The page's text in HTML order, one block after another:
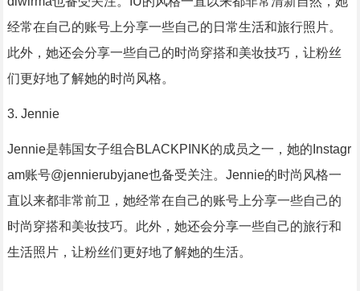
经常在自己的账号上分享一些自己的日常生活和旅行照片。
此外，她还会分享一些自己的时尚穿搭和美妆技巧，让粉丝
们更好地了解她的时尚风格。
3. Jennie
Jennie是韩国女子组合BLACKPINK的成员之一，她的Instagr
am账号@jennierubyjane也备受关注。Jennie的时尚风格一
直以来都非常前卫，她经常在自己的账号上分享一些自己的
时尚穿搭和美妆技巧。此外，她还会分享一些自己的旅行和
生活照片，让粉丝们更好地了解她的生活。